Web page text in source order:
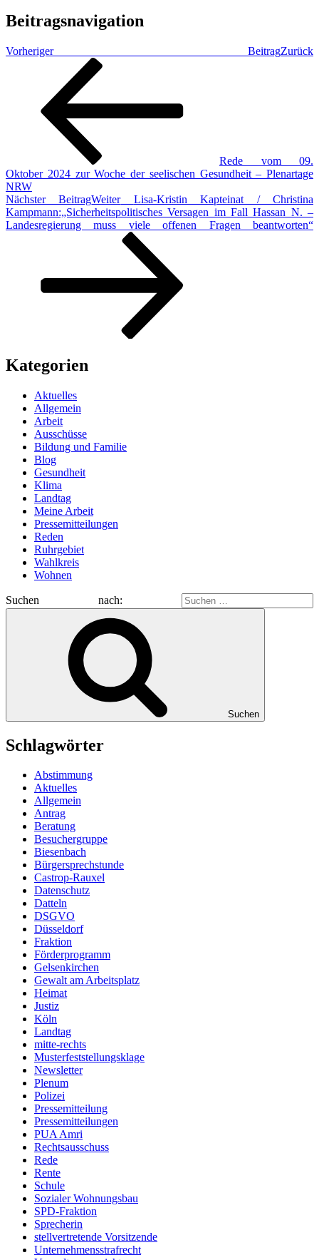
Beitragsnavigation
Vorheriger BeitragZurück
Rede vom 09.
Oktober 2024 zur Woche der seelischen Gesundheit – Plenartage
NRW
Nächster BeitragWeiter
Lisa-Kristin Kapteinat / Christina
Kampmann:„Sicherheitspolitisches Versagen im Fall Hassan N. –
Landesregierung muss viele offenen Fragen beantworten“
Kategorien
Aktuelles
Allgemein
Arbeit
Ausschüsse
Bildung und Familie
Blog
Gesundheit
Klima
Landtag
Meine Arbeit
Pressemitteilungen
Reden
Ruhrgebiet
Wahlkreis
Wohnen
Suchen nach:
Suchen
Schlagwörter
Abstimmung
Aktuelles
Allgemein
Antrag
Beratung
Besuchergruppe
Biesenbach
Bürgersprechstunde
Castrop-Rauxel
Datenschutz
Datteln
DSGVO
Düsseldorf
Fraktion
Förderprogramm
Gelsenkirchen
Gewalt am Arbeitsplatz
Heimat
Justiz
Köln
Landtag
mitte-rechts
Musterfeststellungsklage
Newsletter
Plenum
Polizei
Pressemitteilung
Pressemitteilungen
PUA Amri
Rechtsausschuss
Rede
Rente
Schule
Sozialer Wohnungsbau
SPD-Fraktion
Sprecherin
stellvertretende Vorsitzende
Unternehmensstrafrecht